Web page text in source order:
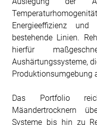
Energieeffizienz
bestehende Linien.
hierfür
Aushärtungssysteme,
Produktionsumgebung
Das Portfolio
Mäandertrocknern
Systeme bis hin zu